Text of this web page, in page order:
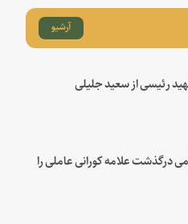
آرشیو
رئیسی از سعید جلیلی
درگذشت علامه کورانی عاملی را